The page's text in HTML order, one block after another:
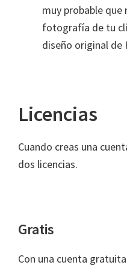
muy probable que
fotografía de tu
diseño original de
Licencias
Cuando creas una
dos licencias.
Gratis
Con una cuenta